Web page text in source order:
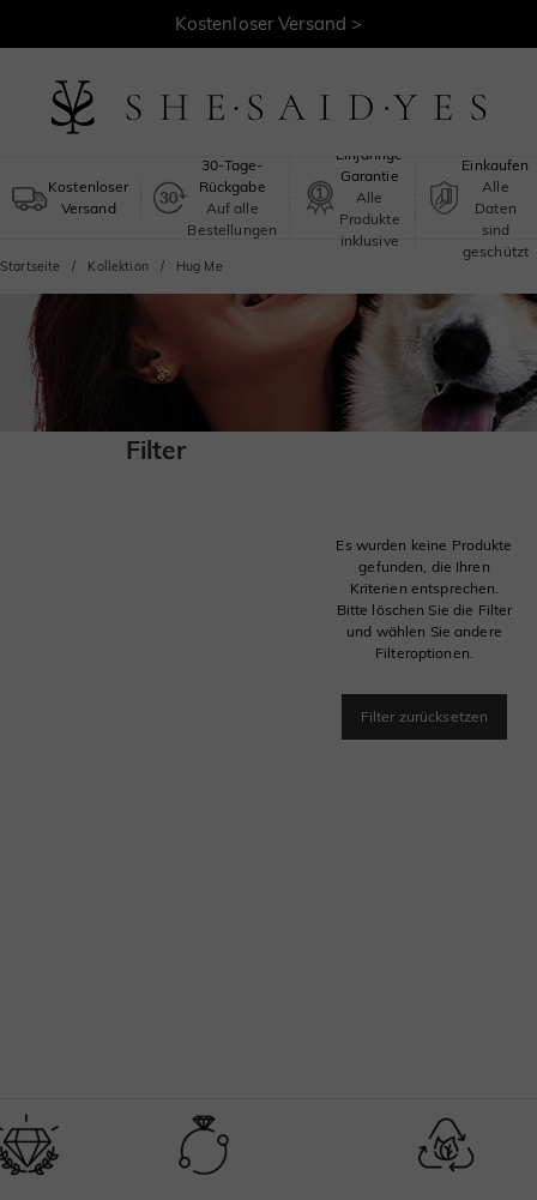
Kostenloser Versand >
Kostenloser
Versand
30-Tage-
Rückgabe
Auf alle
Bestellungen
Einjährige
Garantie
Alle
Produkte
inklusive
Einkaufen
Alle
Daten
sind
geschützt
Startseite Kollektion Hug Me
Filter
Es wurden keine Produkte
gefunden, die Ihren
Kriterien entsprechen.
Bitte löschen Sie die Filter
und wählen Sie andere
Filteroptionen.
Filter zurücksetzen